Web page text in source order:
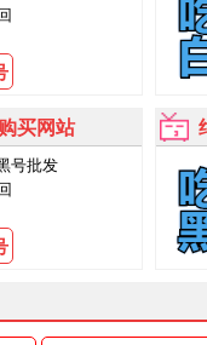
买网站
号批发